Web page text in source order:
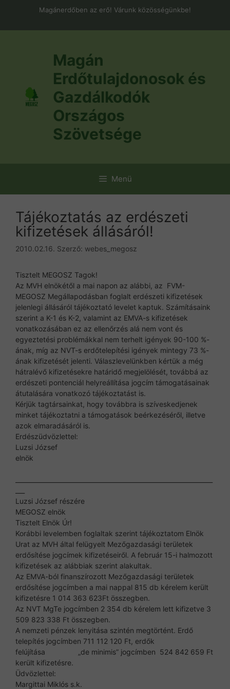
Magánerdőben az erő! Várunk közösségünkbe!
Magán
Erdőtulajdonosok és
Gazdálkodók
Országos
Szövetsége
Menü
Tájékoztatás az erdészeti
kifizetések állásáról!
2010.02.16. Szerző: webes_megosz
Tisztelt MEGOSZ Tagok!
Az MVH elnökétől a mai napon az alábbi, az FVM-
MEGOSZ Megállapodásban foglalt erdészeti kifizetések
jelenlegi állásáról tájékoztató levelet kaptuk. Számításaink
szerint a K-1 és K-2, valamint az EMVA-s kifizetések
vonatkozásában ez az ellenőrzés alá nem vont és
egyeztetési problémákkal nem terhelt igények 90-100 %-
ának, míg az NVT-s erdőtelepítési igények mintegy 73 %-
ának kifizetését jelenti. Válaszlevelünkben kértük a még
hátralévő kifizetésekre határidő megjelölését, továbbá az
erdészeti pontenciál helyreállítása jogcím támogatásainak
átutalására vonatkozó tájékoztatást is.
Kérjük tagtársainkat, hogy továbbra is szíveskedjenek
minket tájékoztatni a támogatások beérkezéséről, illetve
azok elmaradásáról is.
Erdészüdvözlettel:
Luzsi József
elnök
Luzsi József részére
MEGOSZ elnök
Tisztelt Elnök Úr!
Korábbi levelemben foglaltak szerint tájékoztatom Elnök
Urat az MVH által felügyelt Mezőgazdasági területek
erdősítése jogcímek kifizetéseiről. A február 15-i halmozott
kifizetések az alábbiak szerint alakultak.
Az EMVA-ból finanszírozott Mezőgazdasági területek
erdősítése jogcímben a mai nappal 815 db kérelem került
kifizetésre 1 014 363 623Ft összegben.
Az NVT MgTe jogcímben 2 354 db kérelem lett kifizetve 3
509 823 338 Ft összegben.
A nemzeti pénzek lenyitása szintén megtörtént. Erdő
telepítés jogcímben 711 112 120 Ft, erdők
felújítása „de minimis” jogcímben 524 842 659 Ft
került kifizetésre.
Üdvözlettel:
Margittai Miklós s.k.